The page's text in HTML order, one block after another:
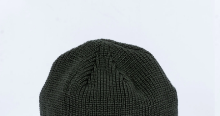
Calças
Camisas
Jaquetas E Casacos
Camiseta Manga Longa
Shorts E Bermudas
Moletons